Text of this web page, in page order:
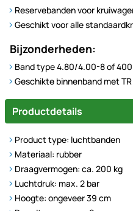
Reservebanden voor
Geschikt voor alle
Bijzonderheden:
Band type 4.80/4.00-8 of 400
Geschikte binnenband met
Productdetails
Product type: luchtbanden
Materiaal: rubber
Draagvermogen: ca. 200 kg
Luchtdruk: max. 2 bar
Hoogte: ongeveer 39 cm